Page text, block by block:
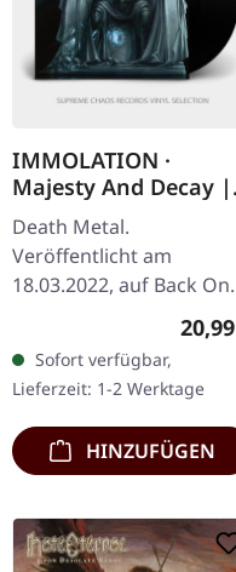
IMMOLATION ·
Majesty And Decay |
BLACK LP
Death Metal.
Veröffentlicht am
18.03.2022, auf Back On
Black. Schwarzes Vinyl im
Immolation liefern mit
"Majesty And Decay"
einen…
Sofort verfügbar,
Lieferzeit: 1-2 Werktage
HINZUFÜGEN